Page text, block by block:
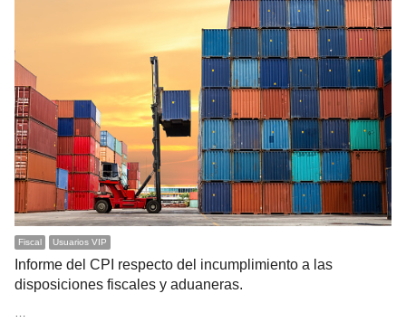
Fiscal Usuarios VIP
Informe del CPI respecto del incumplimiento a las
disposiciones fiscales y aduaneras.